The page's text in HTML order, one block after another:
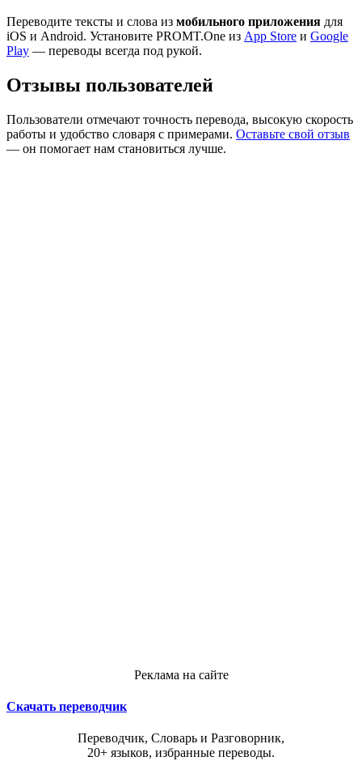
Переводите тексты и слова из мобильного приложения для
iOS и Android. Установите PROMT.One из App Store и Google
Play — переводы всегда под рукой.
Отзывы пользователей
Пользователи отмечают точность перевода, высокую скорость
работы и удобство словаря с примерами. Оставьте свой отзыв
— он помогает нам становиться лучше.
Реклама на сайте
Скачать переводчик
Переводчик, Словарь и Разговорник,
20+ языков, избранные переводы.